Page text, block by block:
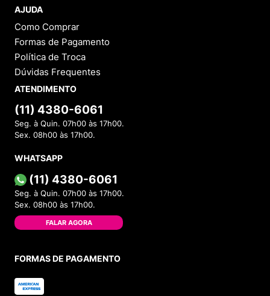
AJUDA
Como Comprar
Formas de Pagamento
Política de Troca
Dúvidas Frequentes
ATENDIMENTO
(11) 4380-6061
Seg. à Quin. 07h00 às 17h00.
Sex. 08h00 às 17h00.
WHATSAPP
(11) 4380-6061
Seg. à Quin. 07h00 às 17h00.
Sex. 08h00 às 17h00.
FALAR AGORA
FORMAS DE PAGAMENTO